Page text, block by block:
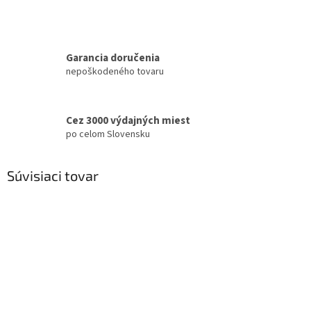
Garancia doručenia
nepoškodeného tovaru
Cez 3000 výdajných miest
po celom Slovensku
Súvisiaci tovar